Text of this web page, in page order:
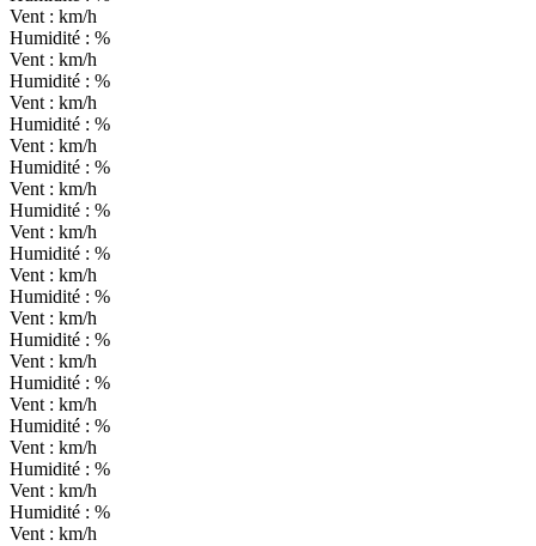
Vent : km/h
Humidité : %
Vent : km/h
Humidité : %
Vent : km/h
Humidité : %
Vent : km/h
Humidité : %
Vent : km/h
Humidité : %
Vent : km/h
Humidité : %
Vent : km/h
Humidité : %
Vent : km/h
Humidité : %
Vent : km/h
Humidité : %
Vent : km/h
Humidité : %
Vent : km/h
Humidité : %
Vent : km/h
Humidité : %
Vent : km/h